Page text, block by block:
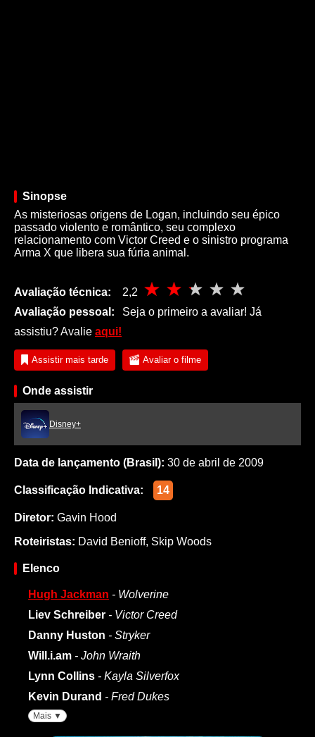
Sinopse
As misteriosas origens de Logan, incluindo seu épico
passado violento e romântico, seu complexo
relacionamento com Victor Creed e o sinistro programa
Arma X que libera sua fúria animal.
Avaliação técnica:
2,2
Avaliação pessoal:
Seja o primeiro a avaliar! Já
assistiu? Avalie aqui!
Assistir mais tarde Avaliar o filme
Onde assistir
Disney+
Data de lançamento (Brasil): 30 de abril de 2009
Classificação Indicativa: 14
Diretor: Gavin Hood
Roteiristas: David Benioff, Skip Woods
Elenco
Hugh Jackman - Wolverine
Liev Schreiber - Victor Creed
Danny Huston - Stryker
Will.i.am - John Wraith
Lynn Collins - Kayla Silverfox
Kevin Durand - Fred Dukes
Mais ▼